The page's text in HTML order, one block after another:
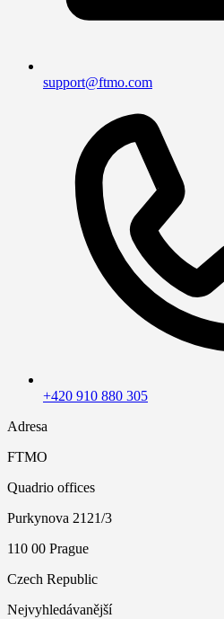
support@ftmo.com
+420 910 880 305
Adresa
FTMO
Quadrio offices
Purkynova 2121/3
110 00 Prague
Czech Republic
Nejvyhledávanější